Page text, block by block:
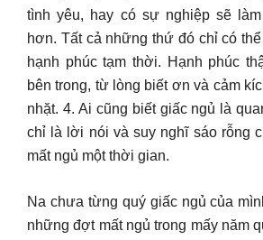
tình yêu, hay có sự nghiệp sẽ
hơn. Tất cả những thứ đó chỉ có
hạnh phúc tạm thời. Hạnh phúc
bên trong, từ lòng biết ơn và cảm
nhặt. 4. Ai cũng biết giấc ngủ là
chỉ là lời nói và suy nghĩ sáo rỗng
mất ngủ một thời gian.
Na chưa từng quý giấc ngủ của
những đợt mất ngủ trong mấy năm